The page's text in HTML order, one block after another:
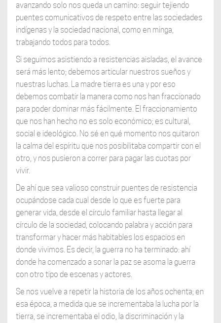
avanzando solo nos queda un camino: seguir tejiendo
puentes comunicativos de respeto entre las sociedades
indígenas y la sociedad nacional, como en minga,
trabajando todos para todos.
Si seguimos asistiendo a resistencias aisladas, el avance
será más lento; debemos articular nuestros sueños y
nuestras luchas. La madre tierra es una y por eso
debemos combatir la manera como nos han fraccionado
para poder dominar más fácilmente. El fraccionamiento
que nos han hecho no es solo económico; es cultural,
social e ideológico. No sé en qué momento nos quitaron
la calma del espíritu que nos posibilitaba compartir con el
otro, y nos pusieron a correr para pagar las cuotas por
vivir.
De ahí que sea valioso construir puentes de resistencia
ocupándose cada cual desde lo que es fuerte para
generar vida, desde el círculo familiar hasta llegar al
círculo de la sociedad, colocando palabra y acción para
transformar y hacer más habitables los espacios en
donde vivimos. Es decir, la guerra no ha terminado: ahí
donde ha comenzado a sonar la paz se asoma la guerra
con otro tipo de escenas y actores.
Se nos vuelve a repetir la historia de los años ochenta; en
esa época, a medida que se incrementaba la lucha por la
tierra, se incrementaba el odio, la discriminación y la